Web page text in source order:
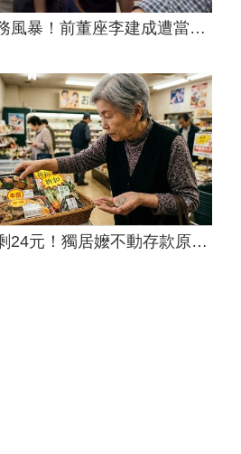
兆基債務風暴！前董座李建成遭當庭逮補
手上只剩24元！獨居嬤不動存款原因惹鼻酸